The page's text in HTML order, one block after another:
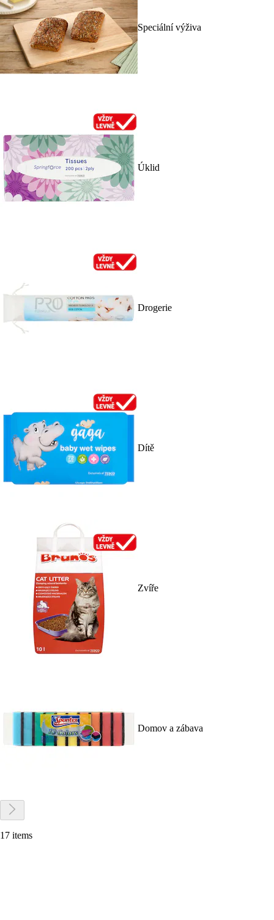
Speciální výživa
Úklid
Drogerie
Dítě
Zvíře
Domov a zábava
17 items